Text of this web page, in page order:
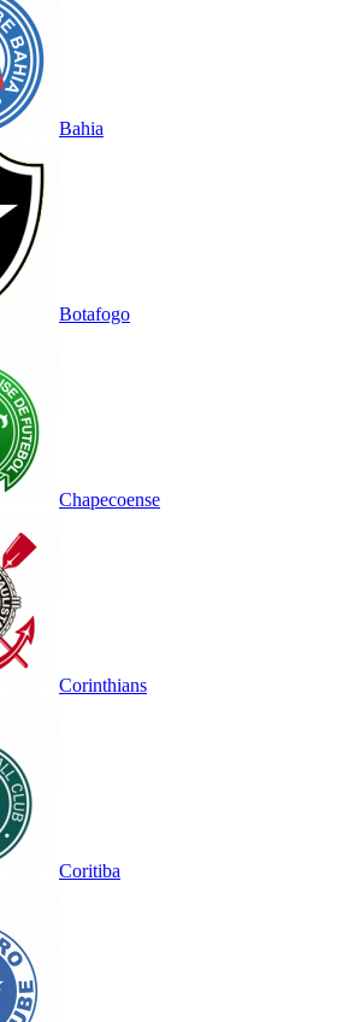
Bahia
Botafogo
Chapecoense
Corinthians
Coritiba